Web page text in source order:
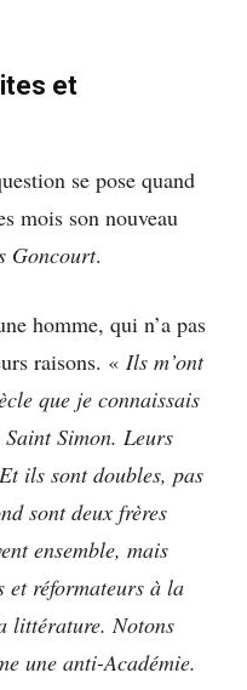
et
se pose quand
mois son nouveau
Goncourt.
homme, qui n’a pas
raisons. « Ils m’ont
que je connaissais
Simon. Leurs
ils sont doubles, pas
sont deux frères
ensemble, mais
et réformateurs à la
littérature. Notons
une anti-Académie.